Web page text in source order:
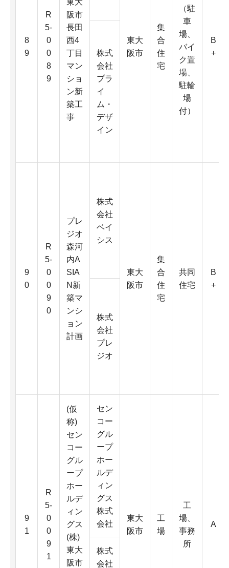
8
9
R
5-
0
0
8
9
阪市
長田
西4
丁目
マン
ショ
ン新
築工
事
東大
阪市
集
合
住
宅
（駐
車
場、
バイ
ク置
場、
駐輪
場
付）
B
+
株式
会社
プラ
イ
ム・
デザ
イン
9
0
R
5-
0
0
9
0
プレ
ジオ
森河
内A
SIA
N新
築マ
ンシ
ョン
計画
株式
会社
ベイ
シス
東大
阪市
集
合
住
宅
共同
住宅
B
+
株式
会社
プレ
ジオ
9
1
R
5-
0
0
9
1
(仮
称)
セン
コー
グル
ープ
ホー
ルデ
ィン
グス
(株)
東大
阪市
セン
コー
グル
ープ
ホー
ルデ
ィン
グス
株式
会社
東大
阪市
工
場
工
場、
事務
所
A
株式
会社